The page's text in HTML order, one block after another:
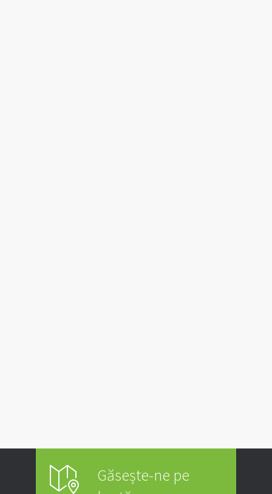
Găsește-ne pe